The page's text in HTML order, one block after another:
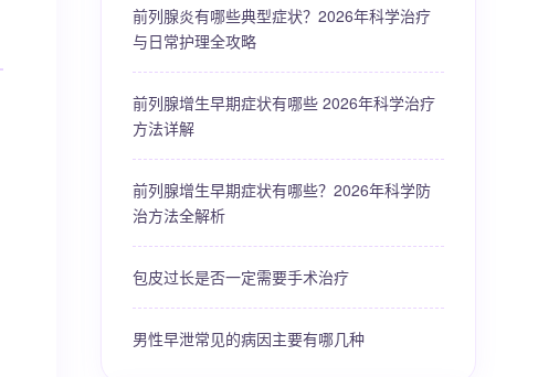
前列腺炎有哪些典型症状？2026年科学治疗
与日常护理全攻略
前列腺增生早期症状有哪些 2026年科学治疗
方法详解
前列腺增生早期症状有哪些？2026年科学防
治方法全解析
包皮过长是否一定需要手术治疗
男性早泄常见的病因主要有哪几种